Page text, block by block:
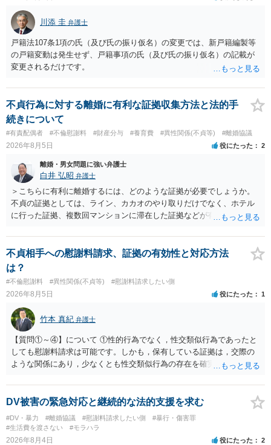
示談書を交わす意思があるのでしたら、上記の内容を入れれるだけ示
談書に入れてください。 ＞・この出来事によって関わった病院への相
談や報告はなぜ名誉毀損になるのか。 ただちに名誉棄損には当たりま
せんが、何人もの人に話すと名誉棄損になりえます。 また、業務妨害
や不法行為に当たる可能性もあります。 名誉棄損（民事、刑事とも）
は「公然」（不特定又は多数）と「事実」（相手の社会的外務的名誉
を棄損する内容の事実、侮辱とは異なる）を摘示することで成立しま
す。 この事実は、原則的に、「真実」でも該当してしまいます。 です
ので、相談者さんが、病院担当者1人に話すだけでは公然性を欠きます
ので、名誉棄損には当たりません。ただし、さらに多くの人に相談し
てしまうと、たとえそれが真実であっても名誉棄損に当たる可能性が
生じることになります。 また、相談者さんが病院に相談することによ
り、相手に仕事上の不利益を与えたり、精神的苦痛を与えると、業務
妨害や不法行為（慰謝料の対象）になりますが、その内容が真実であ
れば、正当行為として許されます。 ただし、真実かどうかは、相談者
さんが立証しなければならず、ラインの内容等だけでは、相談者さん
の合意を全うすることができない状況（不同意性）だったかの立証が
難しい状況のように思われます。 もちろん、医師としては恥ずべき行
為ですし、許されないと思いますが、かえって相談者さんが攻撃対象
川添 圭 弁護士
戸籍法107条1項の氏（及び氏の振り仮名）の変更では、新戸籍編製等
の戸籍変動は発生せず、戸籍事項の氏（及び氏の振り仮名）の記載が
変更されるだけです。
不貞行為に対する離婚に有利な証拠収集方法と法的手
続きについて
#有責配偶者 #不倫慰謝料 #財産分与 #養育費 #異性関係(不貞等) #離婚協議
2026年8月5日 役にたった 2
離婚・男女問題に強い弁護士
白井 弘昭 弁護士
＞こちらに有利に離婚するには、どのような証拠が必要でしょうか。
不貞の証拠としては、ライン、カカオのやり取りだけでなく、ホテル
に行った証拠、複数回マンションに滞在した証拠などが有効です。 不
婚する、慰謝料をとるなど）ことができると思われます。 ただし、不
貞発覚後、長期間同居を続けると、不貞を許したとの評価につながる
場合がありますので、ご注意ください。 以上、ご参考まで。
不貞相手への慰謝料請求、証拠の有効性と対応方法
は？
#不倫慰謝料 #異性関係(不貞等) #慰謝料請求したい側
2026年8月5日 役にたった 1
竹本 真紀 弁護士
【質問①～④】について ①性的行為でなく，性交類似行為であったと
しても慰謝料請求は可能です。しかも，保有している証拠は，交際の
ような関係にあり，少なくとも性交類似行為の存在を確実に証明でき
ことを窺わせるものです。）。ですから，慰謝料請求を進めることで
よいと思います。 ただ．慰謝料額については，婚姻破綻に至っていな
いとして，この点を考慮されることになるかもしれません。 ②夫との
今後のことを考えて書いてもらうか否かを検討するのがよいと思いま
す。今ある証拠以上のことを証明（証明力を強めることも含む）でき
DV被害の緊急対応と継続的な法的支援を求む
#DV・暴力 #離婚協議 #慰謝料請求したい側
#暴行・傷害罪
#生活費を渡さない
#モラハラ
2026年8月4日 役にたった 2